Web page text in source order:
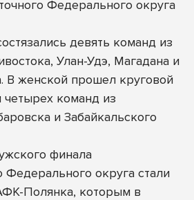
Федерального округа
девять команд из
Улан-Удэ, Магадана и
В женской прошел круговой
четырех команд из
и Забайкальского
финала
Федерального округа стали
Полянка, которым в